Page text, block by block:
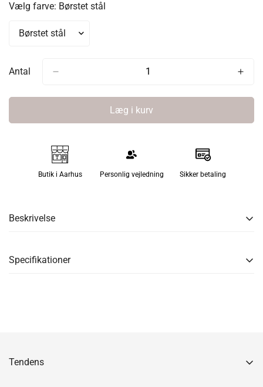
Vælg farve: Børstet stål
Antal
Læg i kurv
Butik i Aarhus Personlig vejledning Sikker betaling
Beskrivelse
Specifikationer
Tendens